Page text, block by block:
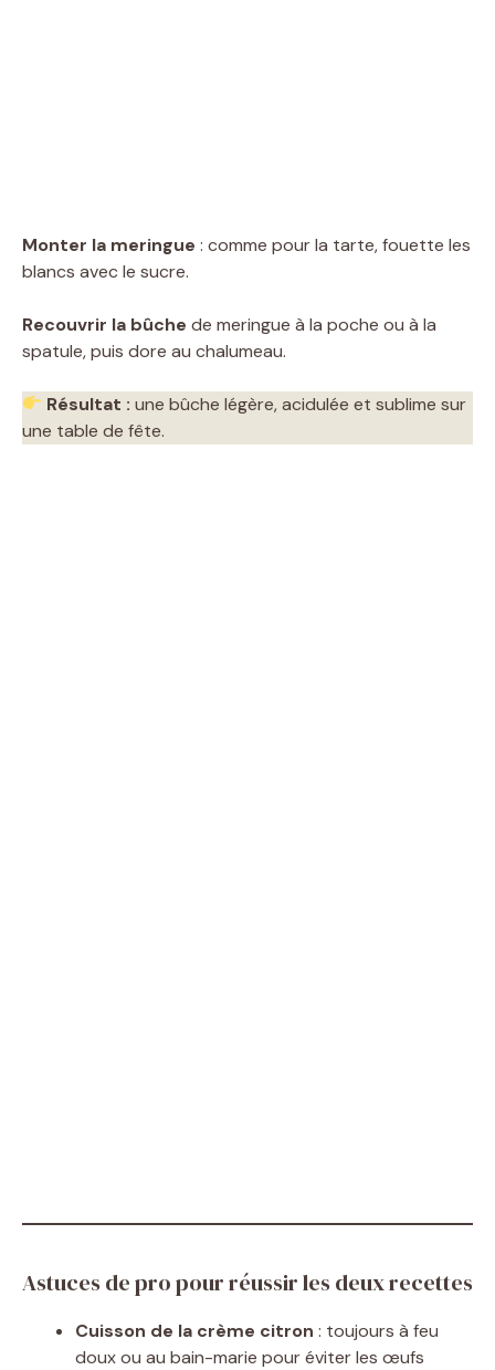
Monter la meringue : comme pour la tarte, fouette les
blancs avec le sucre.
Recouvrir la bûche de meringue à la poche ou à la
spatule, puis dore au chalumeau.
Résultat : une bûche légère, acidulée et sublime sur
une table de fête.
Astuces de pro pour réussir les deux recettes
Cuisson de la crème citron : toujours à feu
doux ou au bain-marie pour éviter les œufs